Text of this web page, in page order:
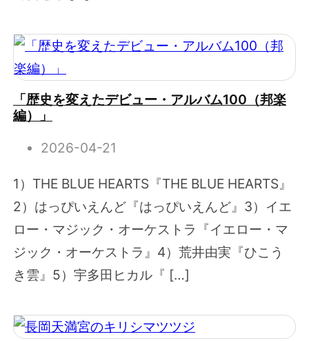
「歴史を変えたデビュー・アルバム100（邦楽
編）」
2026-04-21
1）THE BLUE HEARTS『THE BLUE HEARTS』
2）はっぴいえんど『はっぴいえんど』3）イエ
ロー・マジック・オーケストラ『イエロー・マ
ジック・オーケストラ』4）荒井由実『ひこう
き雲』5）宇多田ヒカル『 […]